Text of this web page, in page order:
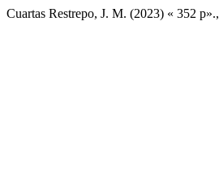
Cuartas Restrepo, J. M. (2023) « 352 p».,